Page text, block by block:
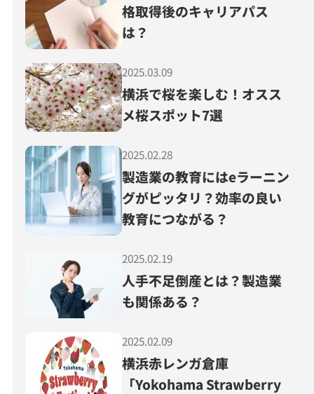
格取得後のキャリアパス
は？
2025.03.09
横浜で桜を楽しむ！オスス
メ桜スポット7選
2025.02.28
製造業の教育にはeラーニン
グがピッタリ？効率の良い
教育につながる？
2025.02.19
人手不足倒産とは？製造業
も関係ある？
2025.02.09
横浜赤レンガ倉庫
「Yokohama Strawberry